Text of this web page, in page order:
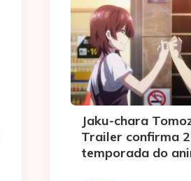
Jaku-chara
Trailer confirma
temporada do